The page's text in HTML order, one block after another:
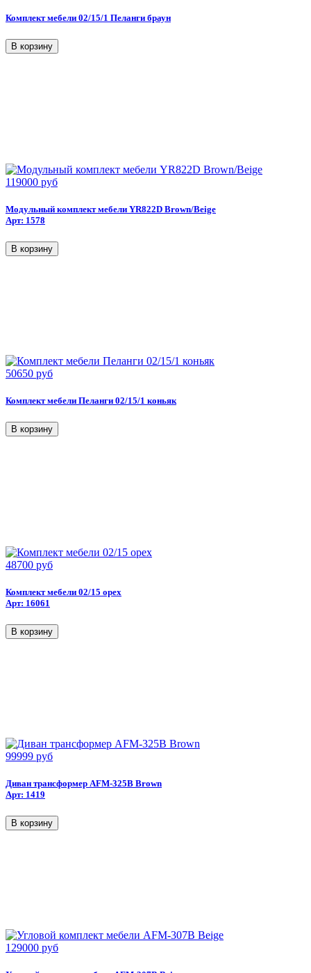
Комплект мебели 02/15/1 Пеланги браун
119000 руб
Модульный комплект мебели YR822D Brown/Beige
Арт: 1578
50650 руб
Комплект мебели Пеланги 02/15/1 коньяк
48700 руб
Комплект мебели 02/15 орех
Арт: 16061
99999 руб
Диван трансформер AFM-325B Brown
Арт: 1419
129000 руб